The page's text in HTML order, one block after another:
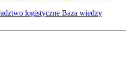
logistyczne Baza wiedzy